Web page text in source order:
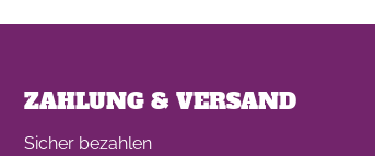
ZAHLUNG & VERSAND
Sicher bezahlen